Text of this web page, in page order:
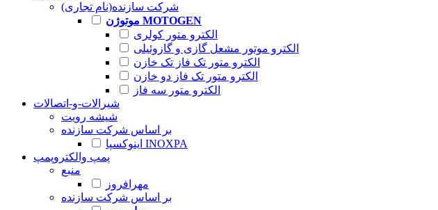
شرکت سازنده(نام تجاری)
موتوژن MOTOGEN
الکترو متور کولری
الکترو موتور مشعل گازی و گازوئیلی
الکترو متور تک فاز تک خازن
الکترو متور تک فاز دو خازن
الکترو متور سه فاز
شیرالات-و-اتصالات
شیشه رویت
بر اساس شرکت سازنده
اینوکسپا INOXPA
پمپ والکتروپمپ
منبع
مهرافروز
بر اساس شرکت سازنده